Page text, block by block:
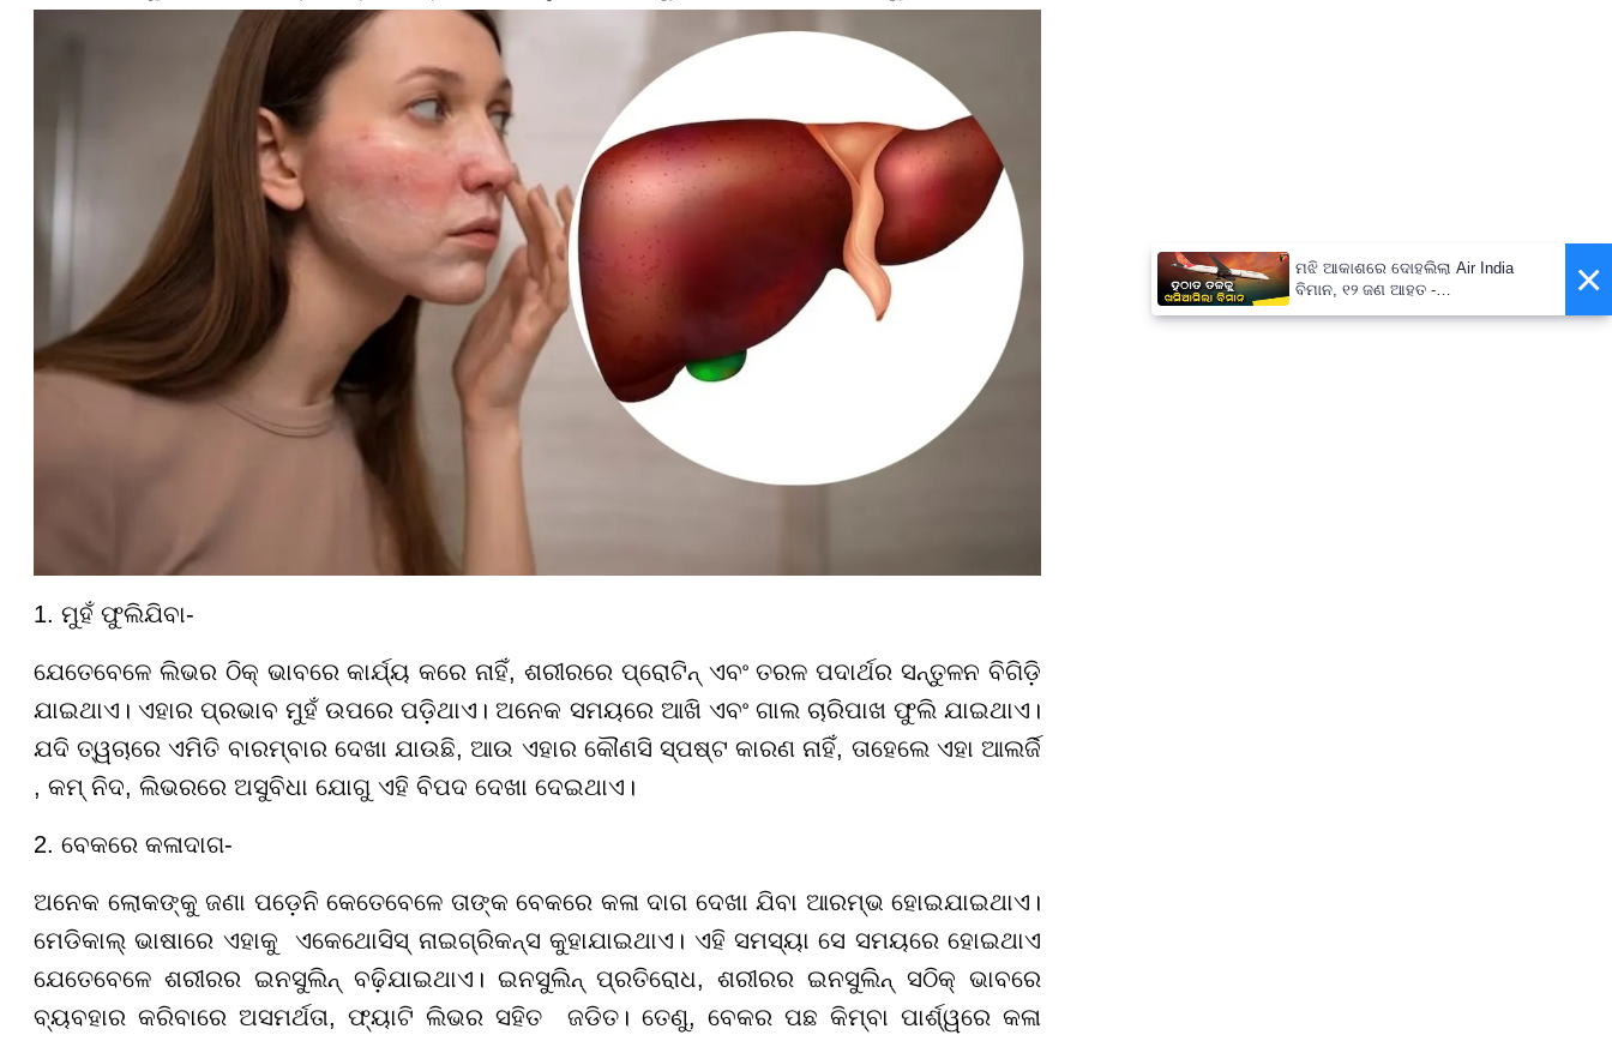
1. ମୁହଁ ଫୁଲିଯିବା-
ଯେତେବେଳେ ଲିଭର ଠିକ୍ ଭାବରେ କାର୍ଯ୍ୟ କରେ ନାହିଁ, ଶରୀରରେ ପ୍ରୋଟିନ୍ ଏବଂ ତରଳ ପଦାର୍ଥର ସନ୍ତୁଳନ ବିଗିଡ଼ି
ଯାଇଥାଏ। ଏହାର ପ୍ରଭାବ ମୁହଁ ଉପରେ ପଡ଼ିଥାଏ। ଅନେକ ସମୟରେ ଆଖି ଏବଂ ଗାଲ ଚାରିପାଖ ଫୁଲି ଯାଇଥାଏ।
ଯଦି ତ୍ୱଚାରେ ଏମିତି ବାରମ୍ବାର ଦେଖା ଯାଉଛି, ଆଉ ଏହାର କୌଣସି ସ୍ପଷ୍ଟ କାରଣ ନାହିଁ, ତାହେଲେ ଏହା ଆଲର୍ଜି
, କମ୍ ନିଦ, ଲିଭରରେ ଅସୁବିଧା ଯୋଗୁ ଏହି ବିପଦ ଦେଖା ଦେଇଥାଏ।
2. ବେକରେ କଳାଦାଗ-
ଅନେକ ଲୋକଙ୍କୁ ଜଣା ପଡ଼େନି କେତେବେଳେ ତାଙ୍କ ବେକରେ କଳା ଦାଗ ଦେଖା ଯିବା ଆରମ୍ଭ ହୋଇଯାଇଥାଏ।
ମେଡିକାଲ୍ ଭାଷାରେ ଏହାକୁ ଏକେଥୋସିସ୍ ନାଇଗ୍ରିକନ୍ସ କୁହାଯାଇଥାଏ। ଏହି ସମସ୍ୟା ସେ ସମୟରେ ହୋଇଥାଏ
ଯେତେବେଳେ ଶରୀରର ଇନସୁଲିନ୍ ବଢ଼ିଯାଇଥାଏ। ଇନସୁଲିନ୍ ପ୍ରତିରୋଧ, ଶରୀରର ଇନସୁଲିନ୍ ସଠିକ୍ ଭାବରେ
ବ୍ୟବହାର କରିବାରେ ଅସମର୍ଥତା, ଫ୍ୟାଟି ଲିଭର ସହିତ ଜଡିତ। ତେଣୁ, ବେକର ପଛ କିମ୍ବା ପାର୍ଶ୍ୱରେ କଳା
×
ମଝି ଆକାଶରେ ଦୋହଲିଲା Air India
ବିମାନ, ୧୨ ଜଣ ଆହତ -